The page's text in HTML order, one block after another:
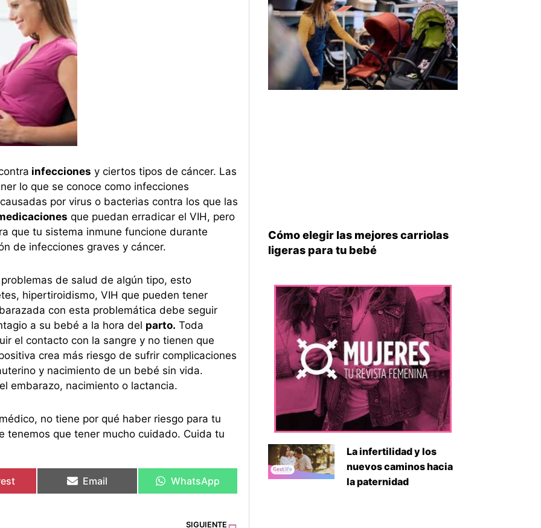
infecciones y ciertos tipos de cáncer. Las
lo que se conoce como infecciones
por virus o bacterias contra los que las
que puedan erradicar el VIH, pero
que tu sistema inmune funcione durante
de infecciones graves y cáncer.
de salud de algún tipo, esto
hipertiroidismo, VIH que pueden tener
con esta problemática debe seguir
a su bebé a la hora del parto. Toda
el contacto con la sangre y no tienen que
crea más riesgo de sufrir complicaciones
y nacimiento de un bebé sin vida.
embarazo, nacimiento o lactancia.
no tiene por qué haber riesgo para tu
tenemos que tener mucho cuidado. Cuida tu
Email WhatsApp
SIGUIENTE Siguiente
Cómo elegir las mejores carriolas
ligeras para tu bebé
La infertilidad y los
nuevos caminos hacia
la paternidad